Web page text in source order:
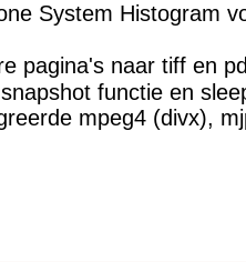
System Histogram
pagina's naar tiff en
functie en
mpeg4 (divx),